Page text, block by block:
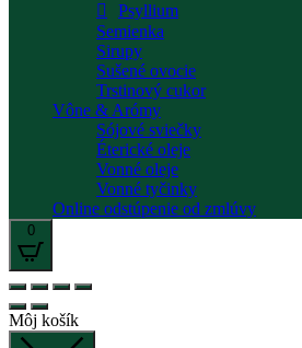
Psyllium
Semienka
Sirupy
Sušené ovocie
Trstinový cukor
Vône & Arómy
Sójové sviečky
Éterické oleje
Vonné oleje
Vonné tyčinky
Online odstúpenie od zmlúvy
0
Môj košík